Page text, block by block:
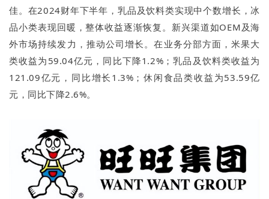
佳。在2024财年下半年，乳品及饮料类实现中个数增长，冰
品小类表现回暖，整体收益逐渐恢复。新兴渠道如OEM及海
外市场持续发力，推动公司增长。在业务分部方面，米果大
类收益为59.04亿元，同比下降1.2%；乳品及饮料类收益为
121.09亿元，同比增长1.3%；休闲食品类收益为53.59亿
元，同比下降2.6%。